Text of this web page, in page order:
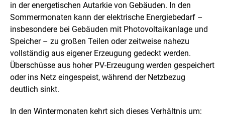
in der energetischen Autarkie von Gebäuden. In den
Sommermonaten kann der elektrische Energiebedarf –
insbesondere bei Gebäuden mit Photovoltaikanlage und
Speicher – zu großen Teilen oder zeitweise nahezu
vollständig aus eigener Erzeugung gedeckt werden.
Überschüsse aus hoher PV-Erzeugung werden gespeichert
oder ins Netz eingespeist, während der Netzbezug
deutlich sinkt.
In den Wintermonaten kehrt sich dieses Verhältnis um: